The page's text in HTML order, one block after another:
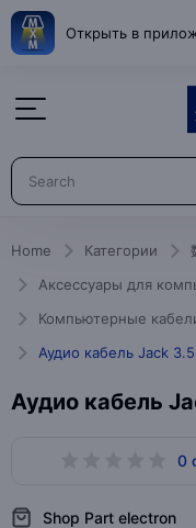
Открыть в
Home Категории
Аксессуары для
Компьютерные
Аудио кабель Jack
Аудио кабель
0
Shop Part electron